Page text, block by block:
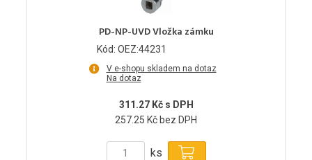
PD-NP-UVD Vložka zámku
Kód: OEZ:44231
V e-shopu skladem na dotaz
Na dotaz
311.27 Kč s DPH
257.25 Kč bez DPH
ks